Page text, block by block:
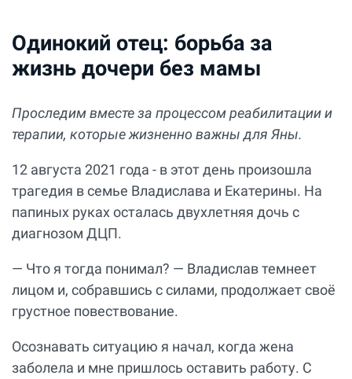
Одинокий отец: борьба за
жизнь дочери без мамы
Проследим вместе за процессом реабилитации и
терапии, которые жизненно важны для Яны.
12 августа 2021 года - в этот день произошла
трагедия в семье Владислава и Екатерины. На
папиных руках осталась двухлетняя дочь с
диагнозом ДЦП.
— Что я тогда понимал? — Владислав темнеет
лицом и, собравшись с силами, продолжает своё
грустное повествование.
Осознавать ситуацию я начал, когда жена
заболела и мне пришлось оставить работу. С